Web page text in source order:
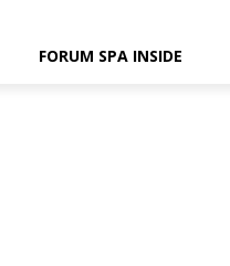
FORUM SPA INSIDE